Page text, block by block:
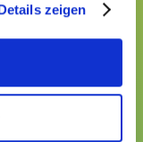
zeigen